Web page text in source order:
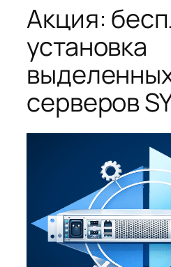
Акция:
установка
серверов